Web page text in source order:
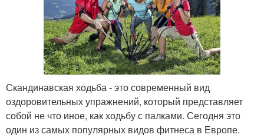
Скандинавская ходьба - это современный вид
оздоровительных упражнений, который представляет
собой не что иное, как ходьбу с палками. Сегодня это
один из самых популярных видов фитнеса в Европе.